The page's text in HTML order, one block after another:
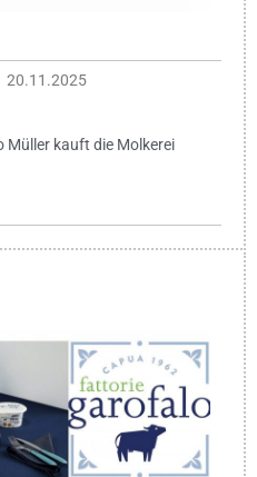
20.11.2025
Müller kauft die Molkerei